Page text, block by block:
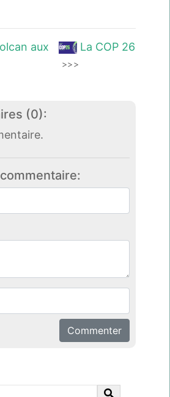
aux
La COP 26
>>>
(0):
Commenter